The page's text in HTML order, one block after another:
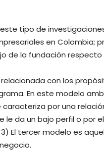
tipo de
en Colombia;
de la fundación respecto
con los
En este modelo
por una
da un bajo perfil o por
El tercer modelo es